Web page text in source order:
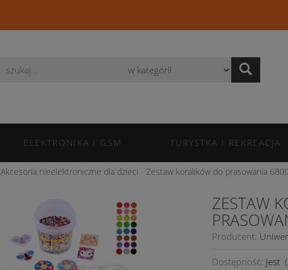
ELEKTRONIKA I GSM TURYSTKA I REKREACJA
Akcesoria nieelektroniczne dla dzieci Zestaw koralików do prasowania
ZESTAW
Producent:
Dostępność: Jest (